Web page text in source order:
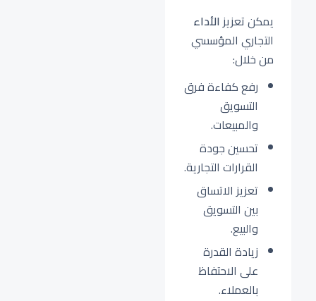
يمكن تعزيزالأداء
التجاري المؤسسي
من خلال:
رفع كفاءة فرق
التسويق
والمبيعات.
تحسين جودة
القرارات التجارية.
تعزيز الاتساق
بين التسويق
والبيع.
زيادة القدرة
على الاحتفاظ
بالعملاء.